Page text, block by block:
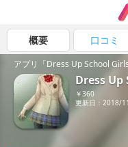
概要 口コミ
アプリ「Dress Up School
Dress Up
￥360
更新日：2018/